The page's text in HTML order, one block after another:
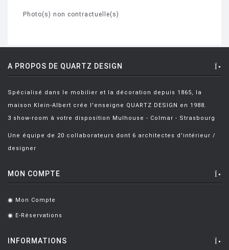
Photo(s) non contractuelle(s)
A PROPOS DE QUARTZ DESIGN
Spécialisé dans le mobilier et la décoration depuis 1865, la
maison Klein-Albert crée l'enseigne QUARTZ DESIGN en 1988.
3 show-room à votre disposition Mulhouse - Colmar - Strasbourg
Une équipe de 20 collaborateurs dont 6 architectes d'intérieur /
designer
MON COMPTE
. Mon Compte
. E-Réservations
INFORMATIONS